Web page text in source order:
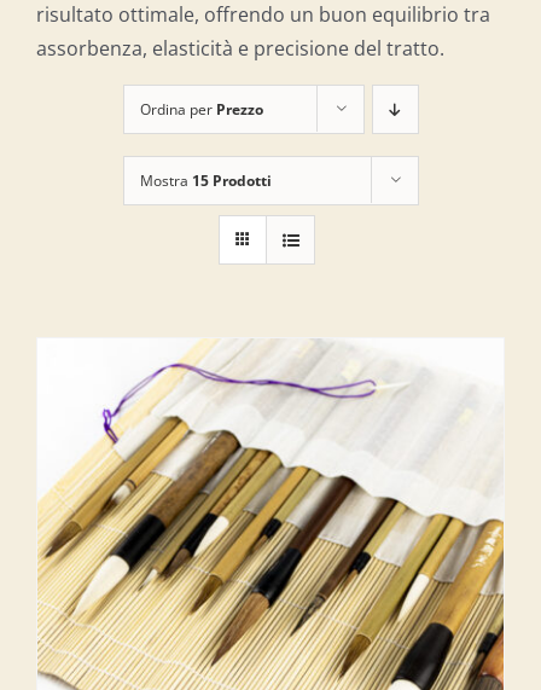
risultato ottimale, offrendo un buon equilibrio tra
assorbenza, elasticità e precisione del tratto.
Ordina per Prezzo
Mostra 15 Prodotti